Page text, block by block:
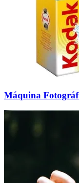
Máquina